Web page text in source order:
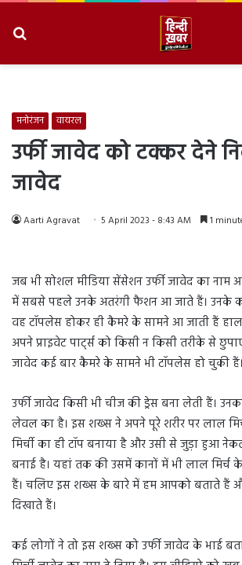
मनोरंजन वायरल
उर्फी जावेद को टक्कर देने
जावेद
Aarti Agravat 5 April 2023 - 8:43 AM 1
जब भी सोशल मीडिया सेंसेशन उर्फी जावेद का नाम
में सबसे पहले उनके अतरंगी फैशन आ जाते हैं। उनके
वह टॉपलेस होकर ही कैमरे के सामने आ जाती हैं
अपने प्राइवेट पार्ट्स को किसी न किसी तरीके से
जावेद कई बार कैमरे के सामने भी टॉपलेस हो चुकी हैं।
उर्फी जावेद किसी भी चीज की ड्रेस बना लेती हैं।
लेवल का है। इस शख्स ने अपने पूरे शरीर पर लाल
मिर्ची का ही टॉप बनाया है और उसी से जुड़ा हुआ
बनाई है। यहां तक की उसमें कानों में भी लाल मिर्च
हैं। चलिए इस शख्स के बारे में हम आपको बताते हैं
दिखाते हैं।
कई लोगों ने तो इस शख्स को उर्फी जावेद के भाई